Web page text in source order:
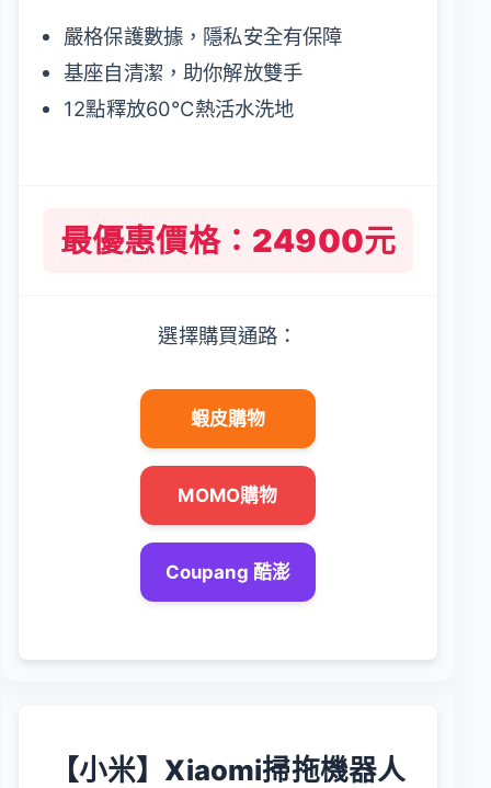
嚴格保護數據，隱私安全有保障
基座自清潔，助你解放雙手
12點釋放60°C熱活水洗地
最優惠價格：24900元
選擇購買通路：
蝦皮購物
MOMO購物
Coupang 酷澎
【小米】Xiaomi掃拖機器人